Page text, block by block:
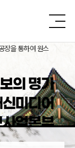
장을 통하여 원스
의 명가
신미디어
업본부